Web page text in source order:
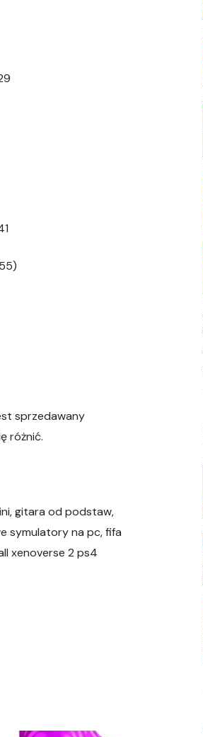
sprzedawany
różnić.
gitara od podstaw,
symulatory na pc, fifa
xenoverse 2 ps4